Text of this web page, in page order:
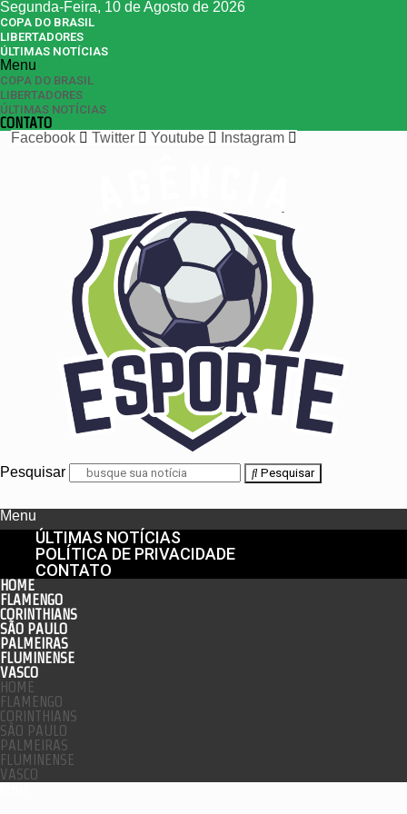
Segunda-Feira, 10 de Agosto de 2026
COPA DO BRASIL
LIBERTADORES
ÚLTIMAS NOTÍCIAS
Menu
COPA DO BRASIL
LIBERTADORES
ÚLTIMAS NOTÍCIAS
CONTATO
Facebook
Twitter Youtube Instagram
Pesquisar Pesquisar
Menu
ÚLTIMAS NOTÍCIAS
POLÍTICA DE PRIVACIDADE
CONTATO
HOME
FLAMENGO
CORINTHIANS
SÃO PAULO
PALMEIRAS
FLUMINENSE
VASCO
HOME
FLAMENGO
CORINTHIANS
SÃO PAULO
PALMEIRAS
FLUMINENSE
VASCO